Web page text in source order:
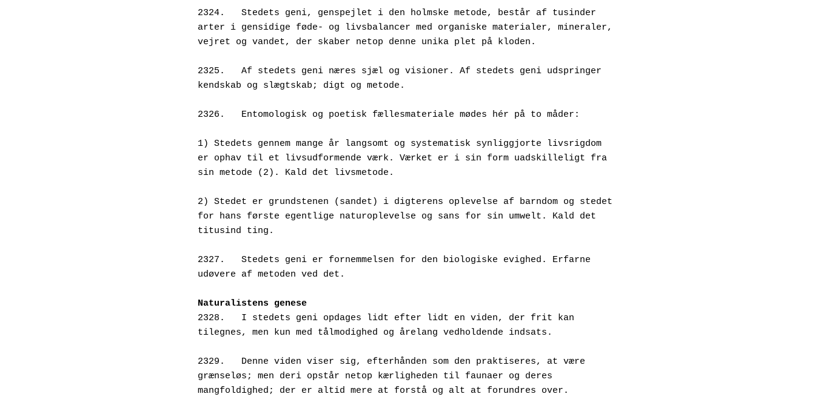
2324.   Stedets geni, genspejlet i den holmske metode, består af tusinder
arter i gensidige føde- og livsbalancer med organiske materialer, mineraler,
vejret og vandet, der skaber netop denne unika plet på kloden.
2325.   Af stedets geni næres sjæl og visioner. Af stedets geni udspringer
kendskab og slægtskab; digt og metode.
2326.   Entomologisk og poetisk fællesmateriale mødes hér på to måder:
1) Stedets gennem mange år langsomt og systematisk synliggjorte livsrigdom
er ophav til et livsudformende værk. Værket er i sin form uadskilleligt fra
sin metode (2). Kald det livsmetode.
2) Stedet er grundstenen (sandet) i digterens oplevelse af barndom og stedet
for hans første egentlige naturoplevelse og sans for sin umwelt. Kald det
titusind ting.
2327.   Stedets geni er fornemmelsen for den biologiske evighed. Erfarne
udøvere af metoden ved det.
Naturalistens genese
2328.   I stedets geni opdages lidt efter lidt en viden, der frit kan
tilegnes, men kun med tålmodighed og årelang vedholdende indsats.
2329.   Denne viden viser sig, efterhånden som den praktiseres, at være
grænseløs; men deri opstår netop kærligheden til faunaer og deres
mangfoldighed; der er altid mere at forstå og alt at forundres over.